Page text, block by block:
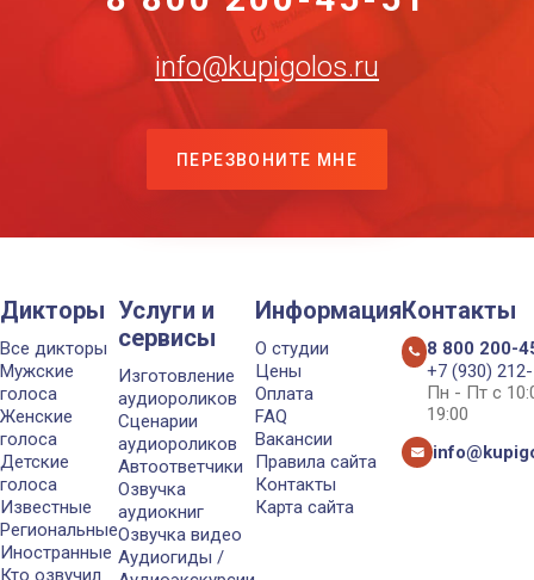
info@kupigolos.ru
ПЕРЕЗВОНИТЕ МНЕ
Дикторы
Все дикторы
Мужские
голоса
Женские
голоса
Детские
голоса
Известные
Региональные
Иностранные
Кто озвучил
Услуги и
сервисы
Изготовление
аудиороликов
Сценарии
аудиороликов
Автоответчики
Озвучка
аудиокниг
Озвучка видео
Аудиогиды /
Информация
О студии
Цены
Оплата
FAQ
Вакансии
Правила сайта
Контакты
Карта сайта
Контакты
8 800 200-
+7 (930)
Пн - Пт с
19:00